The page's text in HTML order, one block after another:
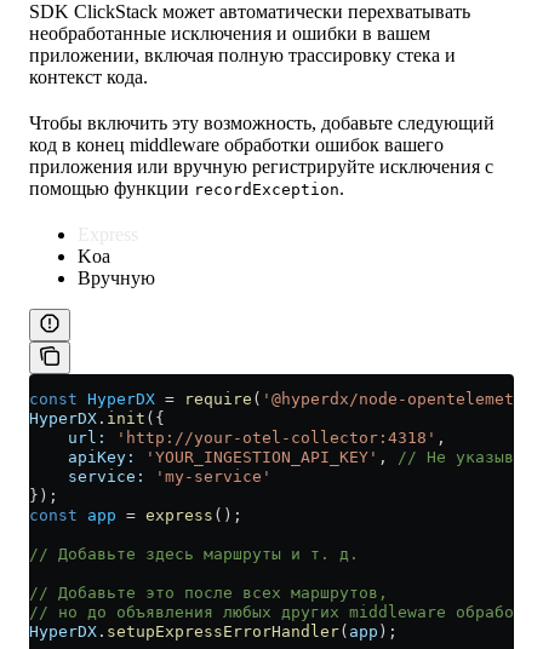
SDK ClickStack может автоматически перехватывать
необработанные исключения и ошибки в вашем
приложении, включая полную трассировку стека и
контекст кода.
Чтобы включить эту возможность, добавьте следующий
код в конец middleware обработки ошибок вашего
приложения или вручную регистрируйте исключения с
помощью функции recordException.
Express
Koa
Вручную
const HyperDX = require ( '@hyperdx/node-opentelemetry'
HyperDX . init ({
    url:
'http://your-otel-collector:4318' ,
    apiKey:
'YOUR_INGESTION_API_KEY' , // Не
    service:
'my-service'
});
const app = express ();
// Добавьте здесь маршруты и т. д.
// Добавьте это после всех маршрутов,
// но до объявления любых других middleware
HyperDX . setupExpressErrorHandler( app );